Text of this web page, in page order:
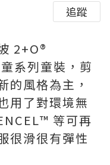
追蹤
2+O®️
系列童裝，剪
的風格為主，
用了對環境無
等可再
很滑很有彈性